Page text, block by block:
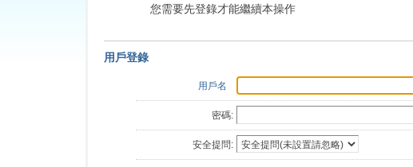
您需要先登錄才能繼續本操作
用戶登錄
用戶名
密碼:
安全提問: